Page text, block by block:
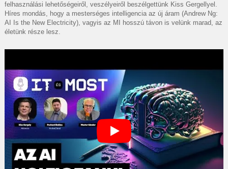
felhasználási lehetőségeiről, veszélyeiről beszélgettünk Kiss Gergellyel.
Híres mondás, hogy a mesterséges intelligencia az új áram (Andrew Ng:
AI Is the New Electricity), vagyis az MI hosszú távon is velünk marad, az
életünk része lesz.